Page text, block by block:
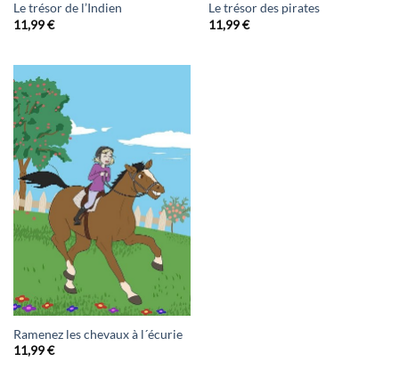
Le trésor de l’Indien
11,99€
Le trésor des pirates
11,99€
Ramenez les chevaux à l´écurie
11,99€